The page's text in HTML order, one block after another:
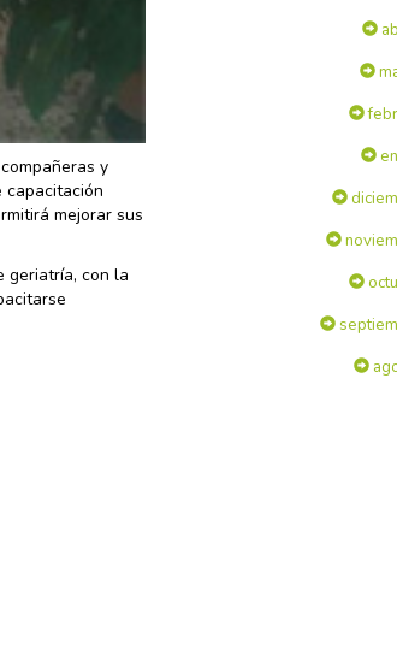
y
capacitación
mejorar sus
geriatría, con la